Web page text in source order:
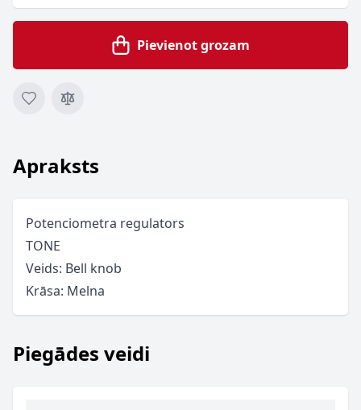
Pievienot grozam
Apraksts
Potenciometra regulators
TONE
Veids: Bell knob
Krāsa: Melna
Piegādes veidi